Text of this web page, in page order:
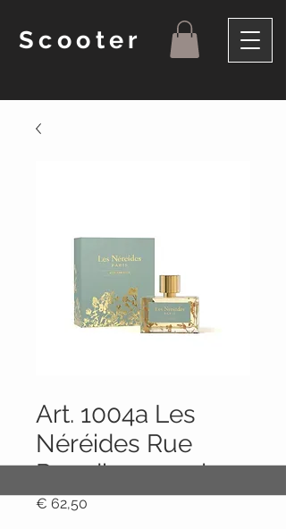
Scooter
Art. 1004a Les
Néréides Rue
Paradis - 30 ml
€ 62,50